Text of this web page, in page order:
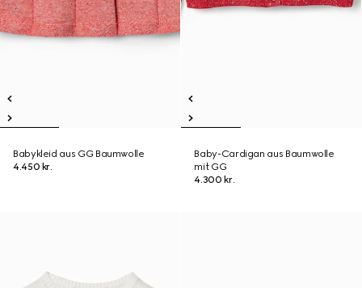
Babykleid aus GG Baumwolle
4.450 kr.
Baby-Cardigan aus Baumwolle
mit GG
4.300 kr.